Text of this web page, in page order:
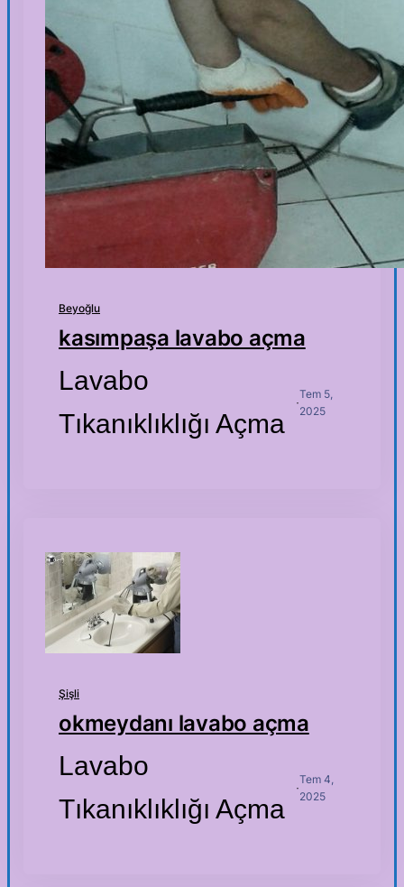
Beyoğlu
kasımpaşa lavabo açma
Lavabo
Tıkanıklıklığı Açma
·
Tem 5,
2025
Şişli
okmeydanı lavabo açma
Lavabo
Tıkanıklıklığı Açma
·
Tem 4,
2025